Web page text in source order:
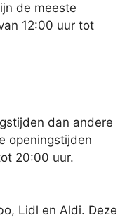
de meeste
12:00 uur tot
dan andere
openingstijden
20:00 uur.
Lidl en Aldi. Deze